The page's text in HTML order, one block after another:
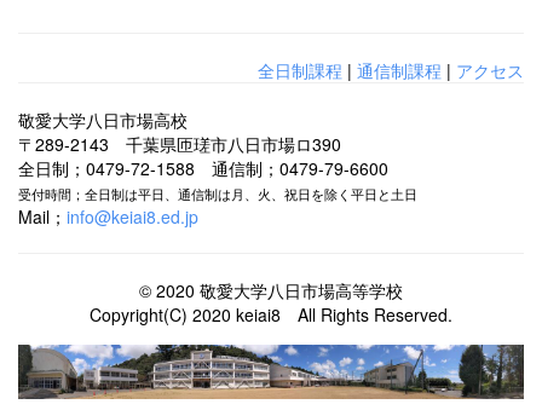
全日制課程 | 通信制課程 | アクセス
敬愛大学八日市場高校
〒289-2143 千葉県匝瑳市八日市場ロ390
全日制；0479-72-1588 通信制；0479-79-6600
受付時間；全日制は平日、通信制は月、火、祝日を除く平日と土日
Mail； info@keiai8.ed.jp
© 2020 敬愛大学八日市場高等学校
Copyright(C) 2020 keiai8 All Rights Reserved.